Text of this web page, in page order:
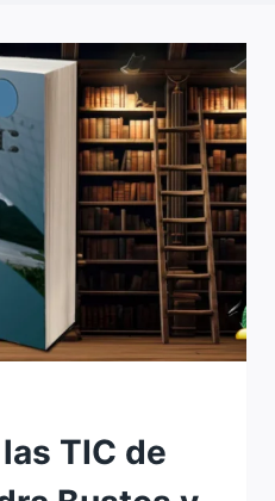
TIC de